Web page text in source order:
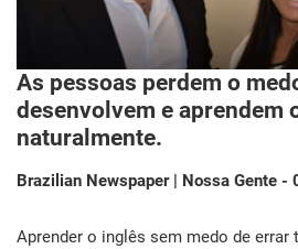
As pessoas perdem o
desenvolvem e aprendem
naturalmente.
Brazilian Newspaper | Nossa Gente
Aprender o inglês sem medo de errar